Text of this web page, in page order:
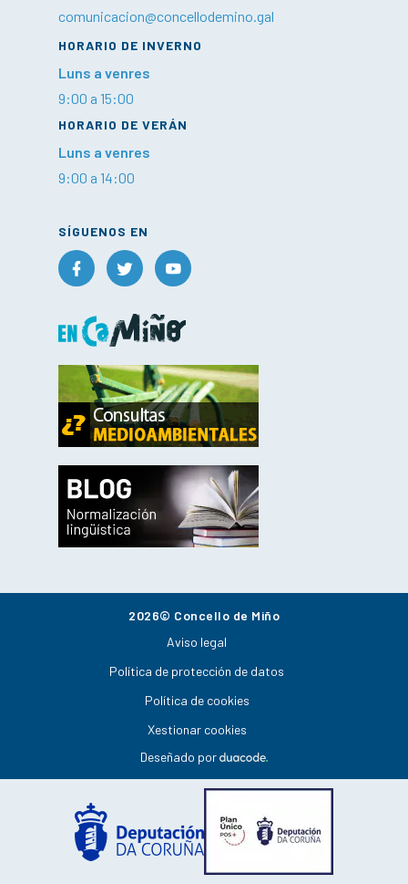
comunicacion@concellodemino.gal
HORARIO DE INVERNO
Luns a venres
9:00 a 15:00
HORARIO DE VERÁN
Luns a venres
9:00 a 14:00
SÍGUENOS EN
2026© Concello de Miño
Aviso legal
Política de protección de datos
Política de cookies
Xestionar cookies
Deseñado por